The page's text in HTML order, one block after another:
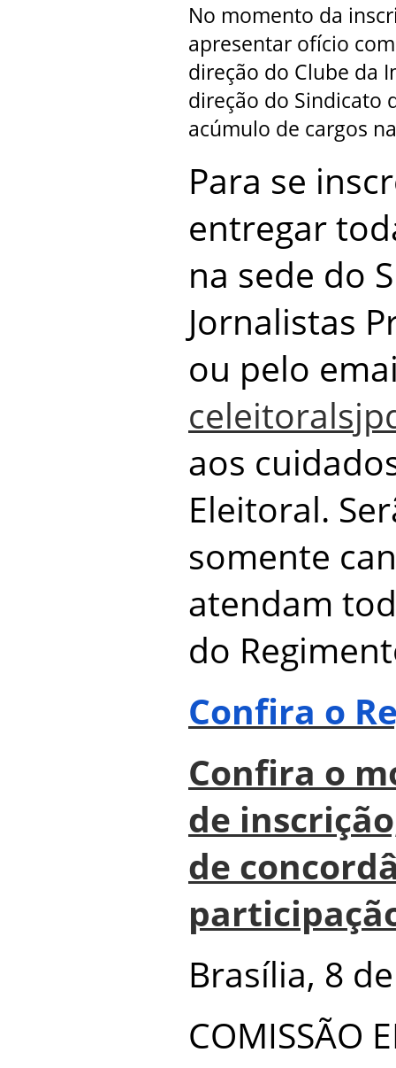
No momento da
apresentar ofício
direção do Clube da
direção do Sindicato
acúmulo de cargos
Para se
entregar
na sede do
Jornalistas
ou pelo
aos
Eleitoral.
somente
atendam
do
Confira o
Confira o
de
de
Brasília, 8
COMISSÃO